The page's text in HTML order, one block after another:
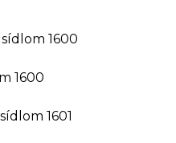
1600
1600
1601